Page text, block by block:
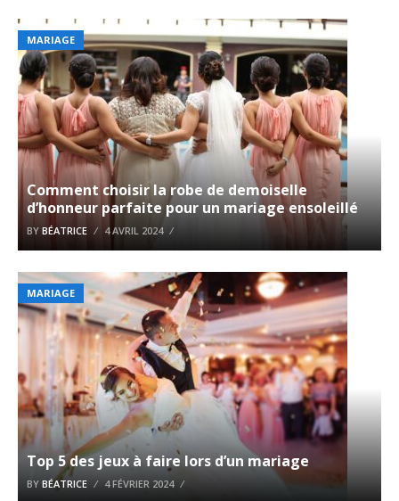
MARIAGE
Comment choisir la robe de demoiselle
d’honneur parfaite pour un mariage ensoleillé
BY BÉATRICE 4 AVRIL 2024
MARIAGE
Top 5 des jeux à faire lors d’un mariage
BY BÉATRICE 4 FÉVRIER 2024